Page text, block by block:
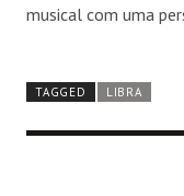
musical com uma
TAGGED LIBRA